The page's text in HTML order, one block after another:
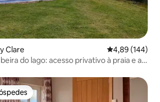
Clare 4,89 de uma
4,89 (144)
do lago: acesso privativo à praia e ao